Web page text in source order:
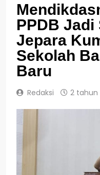
PPDB Jadi
Jepara
Sekolah
Baru
Redaksi 2 tahun